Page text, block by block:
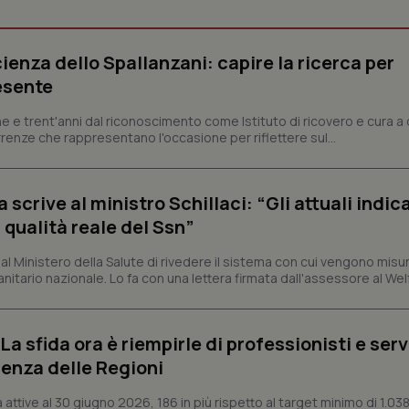
dello Spallanzani: capire la ricerca per
e trent'anni dal riconoscimento come Istituto di ricovero e cura a
che rappresentano l'occasione per riflettere sul...
scrive al ministro Schillaci: “Gli attuali
reale del Ssn”
Ministero della Salute di rivedere il sistema con cui vengono
nazionale. Lo fa con una lettera firmata dall'assessore al
sfida ora è riempirle di professionisti e
delle Regioni
attive al 30 giugno 2026, 186 in più rispetto al target minimo di
Necessari Statistici Marketing
a rendere fruibile il sito web abilitandone funzionalità di base quali la
del sito. Il sito web non è in grado di funzionare correttamente senza questi
YouTube
.youtube.com
5 mesi 4
settimane
Questo cookie viene utilizzato
preferenze siano onorate nelle
CookieScript
dei cookie di Cookie-Script.com
correttamente.
www.quotidianosanita.it